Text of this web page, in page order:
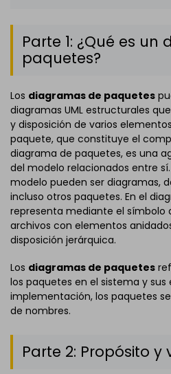
Parte 1: ¿Qué es
paquetes?
Los diagramas de paquetes
diagramas UML estructurales
y disposición de varios
paquete, que constituye el
diagrama de paquetes, es una
del modelo relacionados entre
modelo pueden ser diagramas,
incluso otros paquetes. En el
representa mediante el símbolo
archivos con elementos
disposición jerárquica.
Los diagramas de paquetes
los paquetes en el sistema y sus
implementación, los paquetes
de nombres.
Parte 2: Propósito y